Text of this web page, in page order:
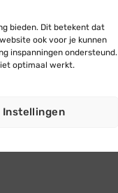
bieden. Dit betekent dat
ook voor je kunnen
inspanningen ondersteund.
optimaal werkt.
Instellingen